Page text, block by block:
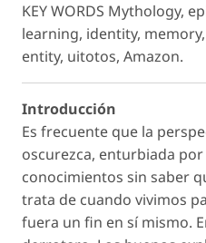
KEY WORDS Mythology,
learning, identity,
entity, uitotos, Amazon.
Introducción
Es frecuente que la
oscurezca, enturbiada
conocimientos sin saber
trata de cuando vivimos
fuera un fin en sí mismo.